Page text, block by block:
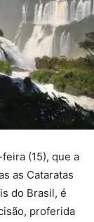
(15), que a
as Cataratas
do Brasil, é
proferida